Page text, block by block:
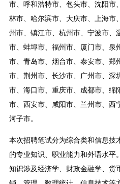
市、呼和浩特市、包头市、沈阳市
林市、哈尔滨市、大庆市、上海市
州市、镇江市、杭州市、宁波市、
市、蚌埠市、福州市、厦门市、泉
市、青岛市、烟台市、泰安市、郑
市、荆州市、长沙市、广州市、深
市、海口市、重庆市、成都市、绵
市、西安市、咸阳市、兰州市、西
河子市。
本次招聘笔试分为综合类和信息技
的专业知识、职业能力和外语水平
知识涉及经济学、财政金融学、货